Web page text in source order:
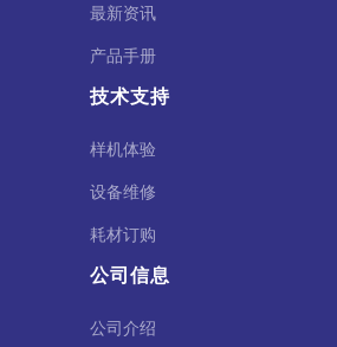
最新资讯
产品手册
技术支持
样机体验
设备维修
耗材订购
公司信息
公司介绍